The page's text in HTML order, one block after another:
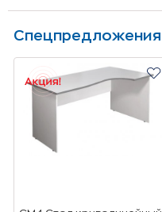
Спецпредложения